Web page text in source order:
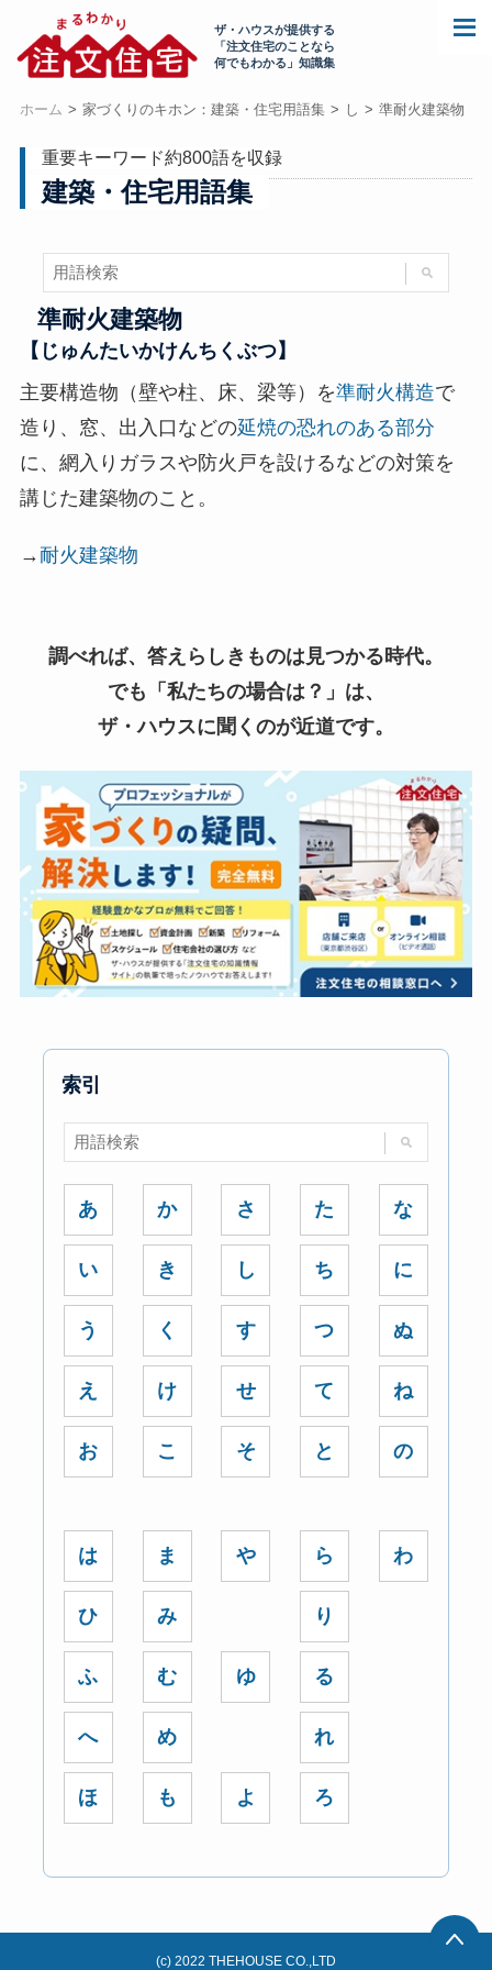
ザ・ハウスが提供する
「注文住宅のことなら
何でもわかる」知識集
ホーム 家づくりのキホン：建築・住宅用語集 し 準耐火建築物
重要キーワード約800語を収録
建築・住宅用語集
準耐火建築物
【じゅんたいかけんちくぶつ】
主要構造物（壁や柱、床、梁等）を準耐火構造で
造り、窓、出入口などの延焼の恐れのある部分
に、網入りガラスや防火戸を設けるなどの対策を
講じた建築物のこと。
→ 耐火建築物
調べれば、答えらしきものは見つかる時代。
でも「私たちの場合は？」は、
ザ・ハウスに聞くのが近道です。
索引
あ
い
う
え
お
か
き
く
け
こ
さ
し
す
せ
そ
た
ち
つ
て
と
な
に
ぬ
ね
の
は
ひ
ふ
へ
ほ
ま
み
む
め
も
や
ゆ
よ
ら
り
る
れ
ろ
わ
(c) 2022 THEHOUSE CO.,LTD